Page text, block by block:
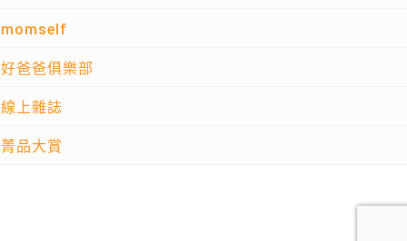
momself
好爸爸俱樂部
線上雜誌
菁品大賞